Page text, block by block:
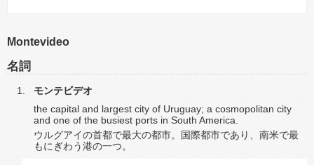
Montevideo
名詞
モンテビデオ
the capital and largest city of Uruguay; a cosmopolitan city
and one of the busiest ports in South America.
ウルグアイの首都で最大の都市。国際都市であり、南米で最
もにぎわう港の一つ。